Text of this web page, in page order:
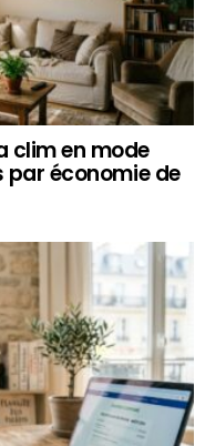
clim en mode
par économie de